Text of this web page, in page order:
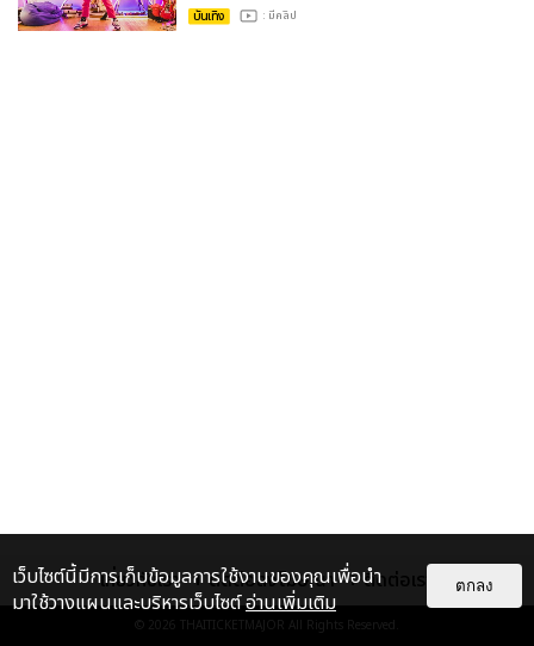
บันเทิง : มีคลิป
เกี่ยวกับเรา ติดต่อลงโฆษณา ติดต่อเรา
© 2026 THAITICKETMAJOR All Rights Reserved.
เว็บไซต์นี้มีการเก็บข้อมูลการใช้งานของคุณเพื่อนำ
มาใช้วางแผนและบริหารเว็บไซต์อ่านเพิ่มเติม
ตกลง